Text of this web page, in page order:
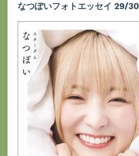
なつぽいフォトエッセイ 29/30